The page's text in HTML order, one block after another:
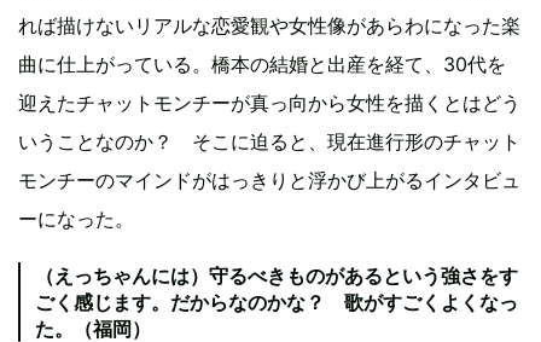
れば描けないリアルな恋愛観や女性像があらわになった楽
曲に仕上がっている。橋本の結婚と出産を経て、30代を
迎えたチャットモンチーが真っ向から女性を描くとはどう
いうことなのか？ そこに迫ると、現在進行形のチャット
モンチーのマインドがはっきりと浮かび上がるインタビュ
ーになった。
（えっちゃんには）守るべきものがあるという強さをす
ごく感じます。だからなのかな？ 歌がすごくよくなっ
た。（福岡）